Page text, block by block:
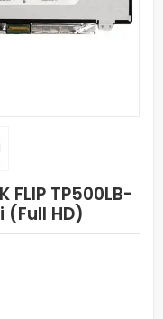
FLIP TP500LB-
(Full HD)